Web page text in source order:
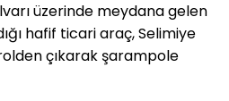
üzerinde meydana gelen
hafif ticari araç, Selimiye
çıkarak şarampole